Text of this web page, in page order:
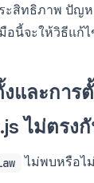
สิทธิภาพ ปัญห
นี้จะให้วิธีแก้
และการ
ไม่ตรง
ไม่พบหรือไ